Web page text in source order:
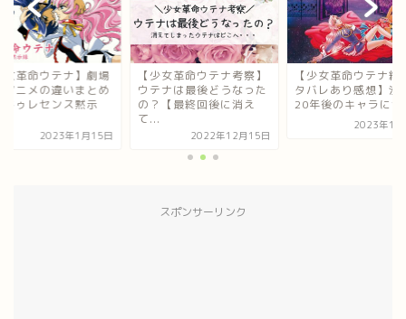
女革命ウテナ考察】
ナは最後どうなった
【最終回後に消え
2022年12月15日
【少女革命ウテナ続編ネ
タバレあり感想】漫画で
20年後のキャラに会え...
【少女革命ウテナ】
版とアニメの違いま
【アドゥレセンス黙
スポンサーリンク